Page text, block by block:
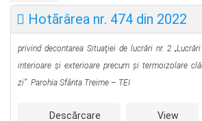
Hotărârea nr. 474 din 2022
privind decontarea Situaţiei de lucrări nr. 2
interioare şi exterioare precum şi termoizolare
zi” Parohia Sfânta Treime – TEI
Descărcare View